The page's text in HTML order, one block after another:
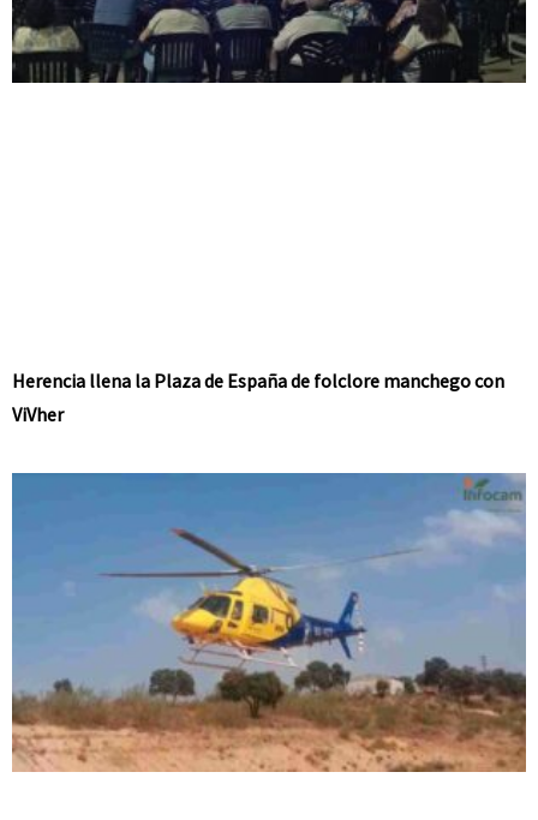
Herencia llena la Plaza de España de folclore manchego con
ViVher